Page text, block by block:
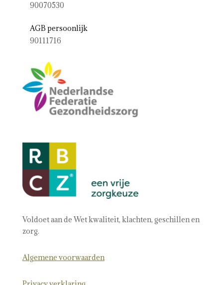
90070530
AGB persoonlijk
90111716
Voldoet aan de Wet kwaliteit, klachten, geschillen en
zorg.
Algemene voorwaarden